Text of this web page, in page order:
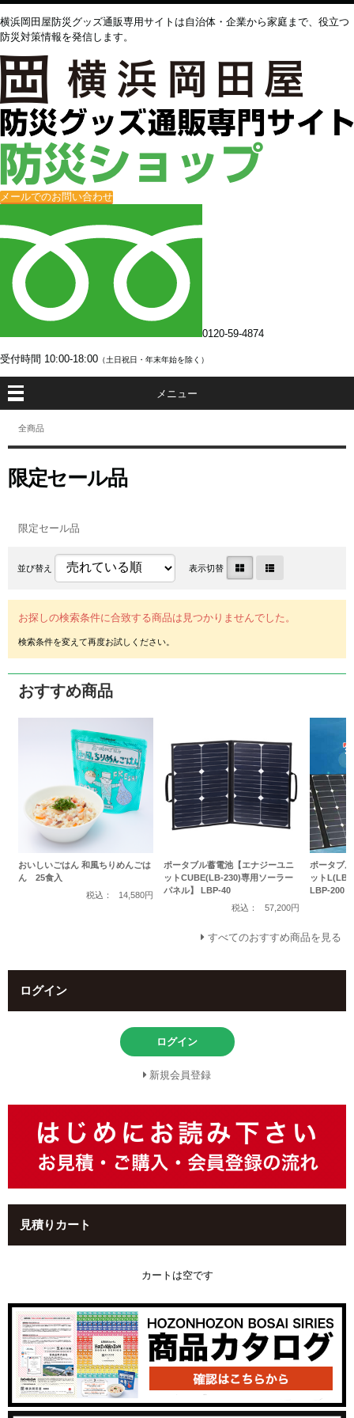
横浜岡田屋防災グッズ通販専用サイトは自治体・企業から家庭まで、役立つ
防災対策情報を発信します。
メールでのお問い合わせ
0120-59-4874
受付時間 10:00-18:00 （土日祝日・年末年始を除く）
メニュー
全商品
限定セール品
限定セール品
並び替え 表示切替
お探しの検索条件に合致する商品は見つかりませんでした。
おすすめ商品
おいしいごはん 和風ちりめんごは
ん 25食入
税込：
14,580円
ポータブル蓄電池【エナジーユニ
ットCUBE(LB-230)専用ソーラー
パネル】 LBP-40
税込：
57,200円
ポータブ
ットL(LB-
LBP-200
すべてのおすすめ商品を見る
ログイン
ログイン
新規会員登録
見積りカート
カートは空です